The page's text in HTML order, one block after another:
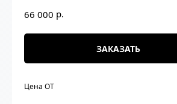
66 000 р.
ЗАКАЗАТЬ
Цена ОТ